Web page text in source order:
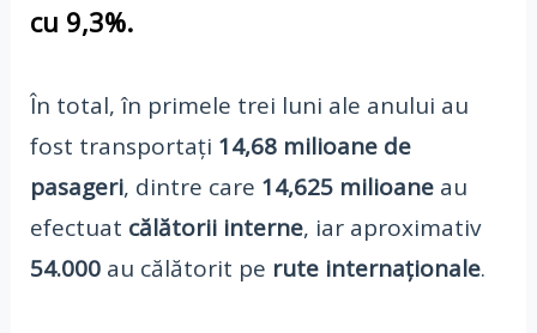
cu 9,3%.
În total, în primele trei luni ale anului au
fost transportați 14,68 milioane de
pasageri, dintre care 14,625 milioaneau
efectuat călătorii interne, iar aproximativ
54.000au călătorit pe rute internaționale.